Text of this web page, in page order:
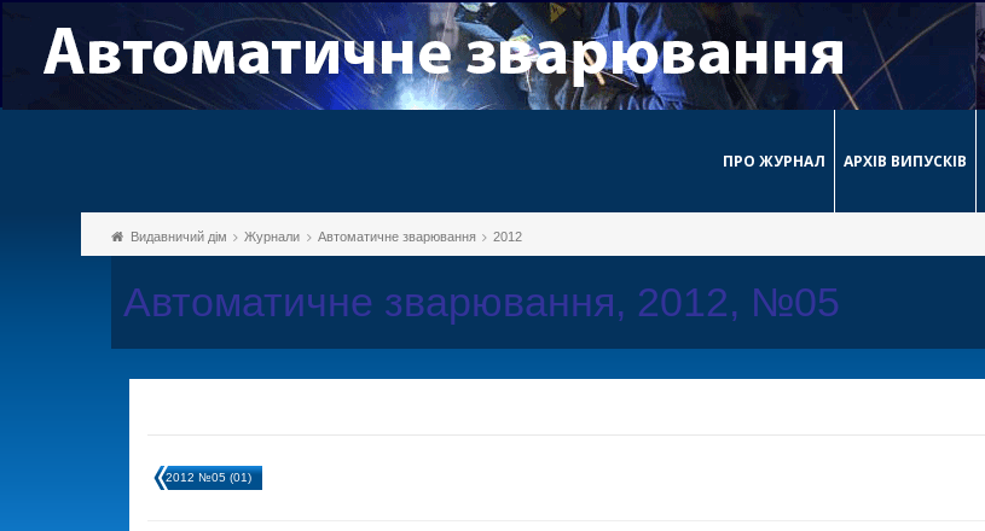
ПРО ЖУРНАЛ АРХІВ ВИПУСКІВ
Видавничий дім Журнали Автоматичне зварювання 2012
Автоматичне зварювання, 2012, №05
2012 №05 (01)